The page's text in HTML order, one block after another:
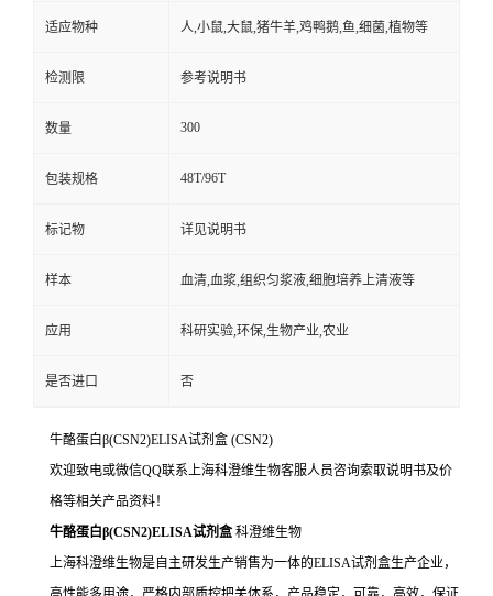
适应物种 人,小鼠,大鼠,猪牛羊,鸡鸭鹅,鱼,细菌,植物等
检测限 参考说明书
数量 300
包装规格 48T/96T
标记物 详见说明书
样本 血清,血浆,组织匀浆液,细胞培养上清液等
应用 科研实验,环保,生物产业,农业
是否进口 否
牛酪蛋白β(CSN2)ELISA试剂盒 (CSN2)
欢迎致电或微信QQ联系上海科澄维生物客服人员咨询索取说明书及价
格等相关产品资料！
牛酪蛋白β(CSN2)ELISA试剂盒 科澄维生物
上海科澄维生物是自主研发生产销售为一体的ELISA试剂盒生产企业，